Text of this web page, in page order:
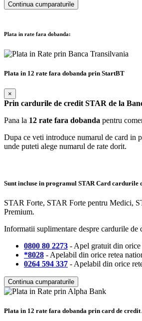
Continua cumparaturile
Plata in rate fara dobanda:
Plata in 12 rate fara dobanda prin StartBT
×
Prin cardurile de credit STAR de la
Pana la 12 rate fara dobanda pentru
Dupa ce veti introduce numarul de card in
unde puteti alege numarul de rate dorit.
Sunt incluse in programul STAR Card cardurile
STAR Forte, STAR Forte pentru Medici,
Premium.
Informatii suplimentare despre cardurile de
0800 80 2273 - Apel gratuit din orice
*8028 - Apelabil din orice retea
0264 594 337 - Apelabil din orice
Continua cumparaturile
Plata in 12 rate fara dobanda prin card de credit